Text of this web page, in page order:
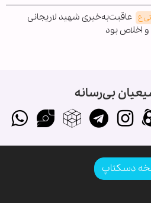
ع عاقبت‌به‌خیری شهید لاریجانی
اخلاص بود
بی‌رسانه
دسکتاپ